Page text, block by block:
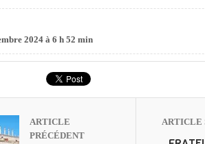
2024 à 6 h 52 min
ARTICLE
PRÉCÉDENT
ARTICLE